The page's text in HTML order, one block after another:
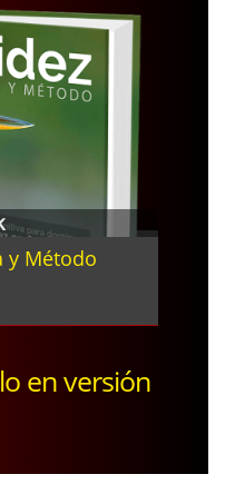
y Método
en versión